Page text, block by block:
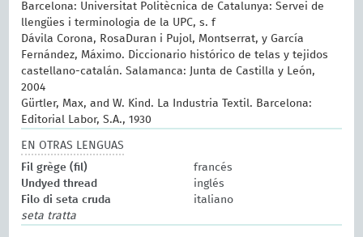
Barcelona: Universitat Politècnica de Catalunya: Servei de
llengües i terminologia de la UPC, s. f
Dávila Corona, RosaDuran i Pujol, Montserrat, y García
Fernández, Máximo. Diccionario histórico de telas y tejidos
castellano-catalán. Salamanca: Junta de Castilla y León,
2004
Gürtler, Max, and W. Kind. La Industria Textil. Barcelona:
Editorial Labor, S.A., 1930
EN OTRAS LENGUAS
Fil grège (fil)
francés
Undyed thread
inglés
Filo di seta cruda
italiano
seta tratta